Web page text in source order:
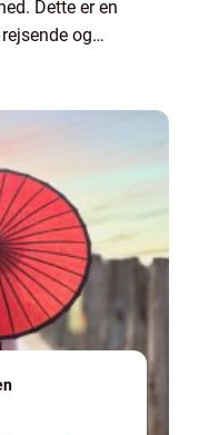
Dette er en
og